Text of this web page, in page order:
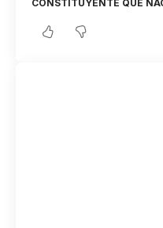
CONSTITUYENTE QUE